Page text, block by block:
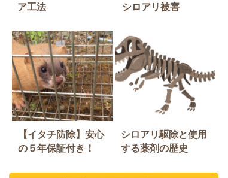
ア工法
シロアリ被害
【イタチ防除】安心
の５年保証付き！
シロアリ駆除と使用
する薬剤の歴史